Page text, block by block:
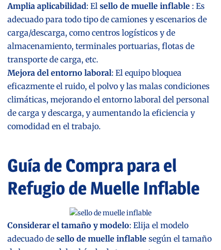
Amplia aplicabilidad: El sello de muelle inflable : Es
adecuado para todo tipo de camiones y escenarios de
carga/descarga, como centros logísticos y de
almacenamiento, terminales portuarias, flotas de
transporte de carga, etc.
Mejora del entorno laboral: El equipo bloquea
eficazmente el ruido, el polvo y las malas condiciones
climáticas, mejorando el entorno laboral del personal
de carga y descarga, y aumentando la eficiencia y
comodidad en el trabajo.
Guía de Compra para el
Refugio de Muelle Inflable
Considerar el tamaño y modelo: Elija el modelo
adecuado de sello de muelle inflable según el tamaño